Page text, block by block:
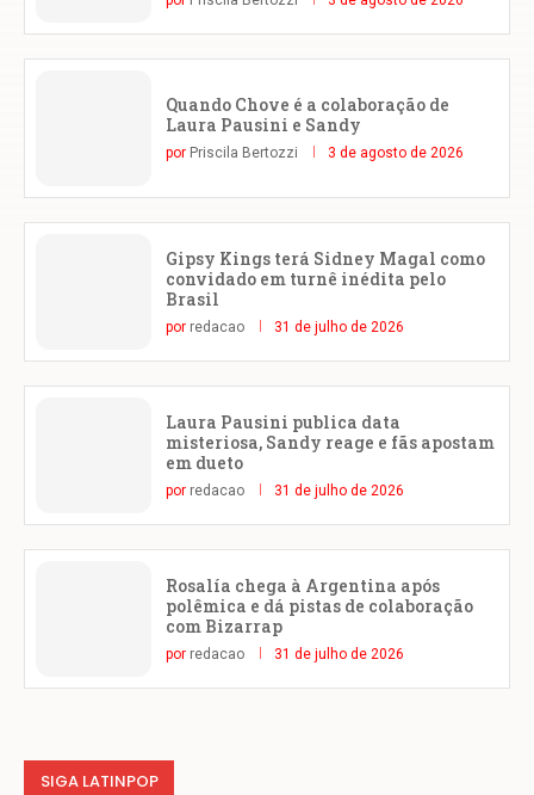
Quando Chove é a colaboração de
Laura Pausini e Sandy
por Priscila Bertozzi 3 de agosto de 2026
Gipsy Kings terá Sidney Magal como
convidado em turnê inédita pelo
Brasil
por redacao 31 de julho de 2026
Laura Pausini publica data
misteriosa, Sandy reage e fãs apostam
em dueto
por redacao 31 de julho de 2026
Rosalía chega à Argentina após
polêmica e dá pistas de colaboração
com Bizarrap
por redacao 31 de julho de 2026
SIGA LATINPOP